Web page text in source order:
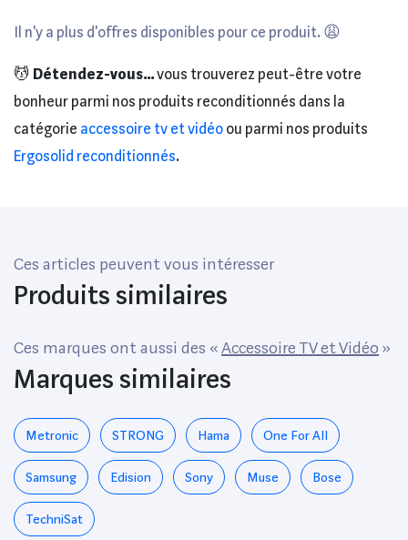
Il n'y a plus d'offres disponibles pour ce produit. 😩
💆 Détendez-vous...vous trouverez peut-être votre
bonheur parmi nos produits reconditionnés dans la
catégorie accessoire tv et vidéo ou parmi nos produits
Ergosolid reconditionnés.
Ces articles peuvent vous intéresser
Produits similaires
Ces marques ont aussi des «Accessoire TV et Vidéo »
Marques similaires
Metronic STRONG Hama One For All
Samsung Edision Sony Muse Bose
TechniSat